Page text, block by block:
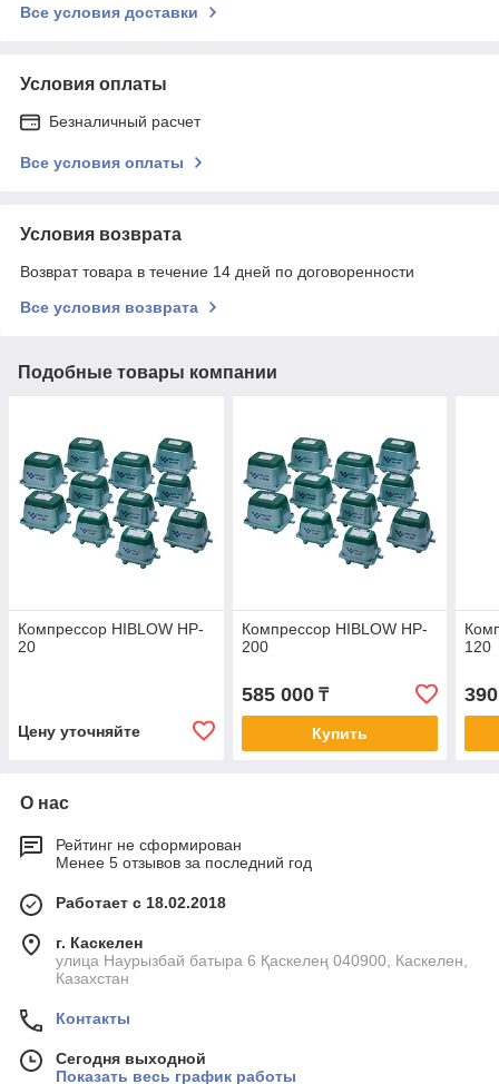
Все условия доставки
Условия оплаты
Безналичный расчет
Все условия оплаты
Условия возврата
Возврат товара в течение 14 дней по договоренности
Все условия возврата
Подобные товары компании
Компрессор HIBLOW HP-
20
Цену уточняйте
Компрессор HIBLOW HP-
200
585 000₸
Купить
120
О нас
Рейтинг не сформирован
Менее 5 отзывов за последний год
Работает с 18.02.2018
г. Каскелен
улица Наурызбай батыра 6 Қаскелең 040900, Каскелен,
Казахстан
Контакты
Сегодня выходной
Показать весь график работы